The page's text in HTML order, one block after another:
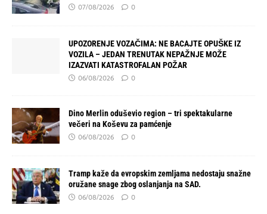
07/08/2026 0
UPOZORENJE VOZAČIMA: NE BACAJTE OPUŠKE IZ
VOZILA – JEDAN TRENUTAK NEPAŽNJE MOŽE
IZAZVATI KATASTROFALAN POŽAR
06/08/2026 0
Dino Merlin oduševio region – tri spektakularne
večeri na Koševu za pamćenje
06/08/2026 0
Tramp kaže da evropskim zemljama nedostaju snažne
oružane snage zbog oslanjanja na SAD.
06/08/2026 0